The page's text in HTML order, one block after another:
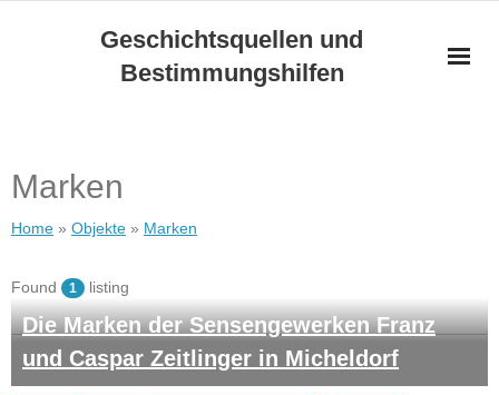
Geschichtsquellen und
Bestimmungshilfen
Marken
Home » Objekte » Marken
Found 1 listing
Die Marken der Sensengewerken Franz
und Caspar Zeitlinger in Micheldorf